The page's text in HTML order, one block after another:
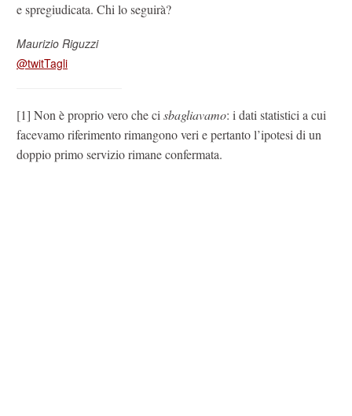
e spregiudicata. Chi lo seguirà?
Maurizio Riguzzi
@twitTagli
[1] Non è proprio vero che ci sbagliavamo: i dati statistici a cui
facevamo riferimento rimangono veri e pertanto l’ipotesi di un
doppio primo servizio rimane confermata.